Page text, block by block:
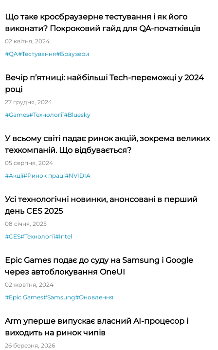
Що таке кросбраузерне тестування і як його
виконати? Покроковий гайд для QA-початківців
02 квітня, 2024
#QA#Тестування#Браузери
Вечір п’ятниці: найбільші Tech-переможці у 2024
році
27 грудня, 2024
#Games#Технології#Bluesky
У всьому світі падає ринок акцій, зокрема великих
техкомпаній. Що відбувається?
05 серпня, 2024
#Акції#Ринок праці#NVIDIA
Усі технологічні новинки, анонсовані в перший
день CES 2025
08 січня, 2025
#CES#Технології#Intel
Epic Games подає до суду на Samsung і Google
через автоблокування OneUI
02 жовтня, 2024
#Epic Games#Samsung#Оновлення
Arm уперше випускає власний AI-процесор і
виходить на ринок чипів
26 березня, 2026